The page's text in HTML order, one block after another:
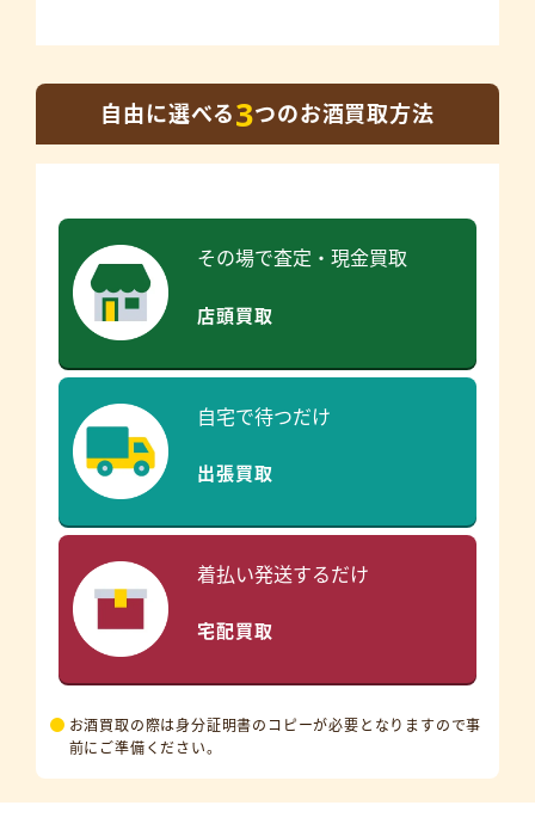
自由に選べる3つのお酒買取方法
その場で査定・現金買取
店頭買取
自宅で待つだけ
出張買取
着払い発送するだけ
宅配買取
お酒買取の際は身分証明書のコピーが必要となりますので事
前にご準備ください。